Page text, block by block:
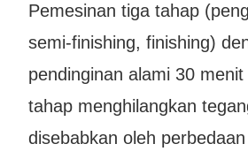
Pemesinan tiga tahap
semi-finishing, finishing)
pendinginan alami 30
tahap menghilangkan
disebabkan oleh